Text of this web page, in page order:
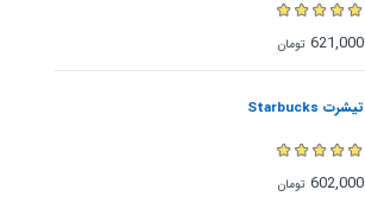
621,000 تومان
تیشرت Starbucks
602,000 تومان